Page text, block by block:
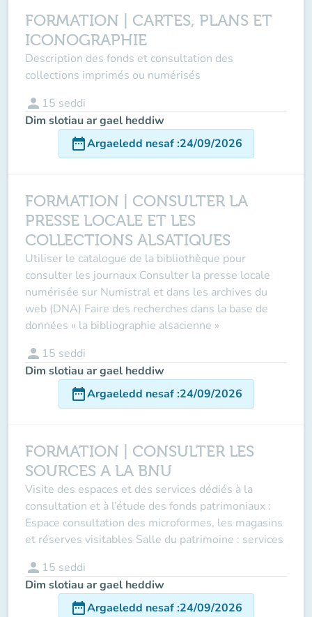
FORMATION | CARTES, PLANS ET
ICONOGRAPHIE
Description des fonds et consultation des
collections imprimés ou numérisés
person 15 seddi
Dim slotiau ar gael heddiw
date_rangeArgaeledd nesaf:24/09/2026
FORMATION | CONSULTER LA
PRESSE LOCALE ET LES
COLLECTIONS ALSATIQUES
Utiliser le catalogue de la bibliothèque pour
consulter les journaux Consulter la presse locale
numérisée sur Numistral et dans les archives du
web (DNA) Faire des recherches dans la base de
données « la bibliographie alsacienne »
person 15 seddi
Dim slotiau ar gael heddiw
date_rangeArgaeledd nesaf:24/09/2026
FORMATION | CONSULTER LES
SOURCES A LA BNU
Visite des espaces et des services dédiés à la
consultation et à l’étude des fonds patrimoniaux :
Espace consultation des microformes, les magasins
et réserves visitables Salle du patrimoine : services
person 15 seddi
Dim slotiau ar gael heddiw
date_rangeArgaeledd nesaf:24/09/2026